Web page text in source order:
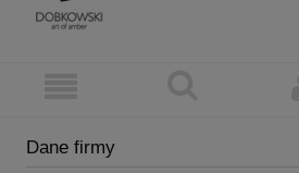
Dane firmy